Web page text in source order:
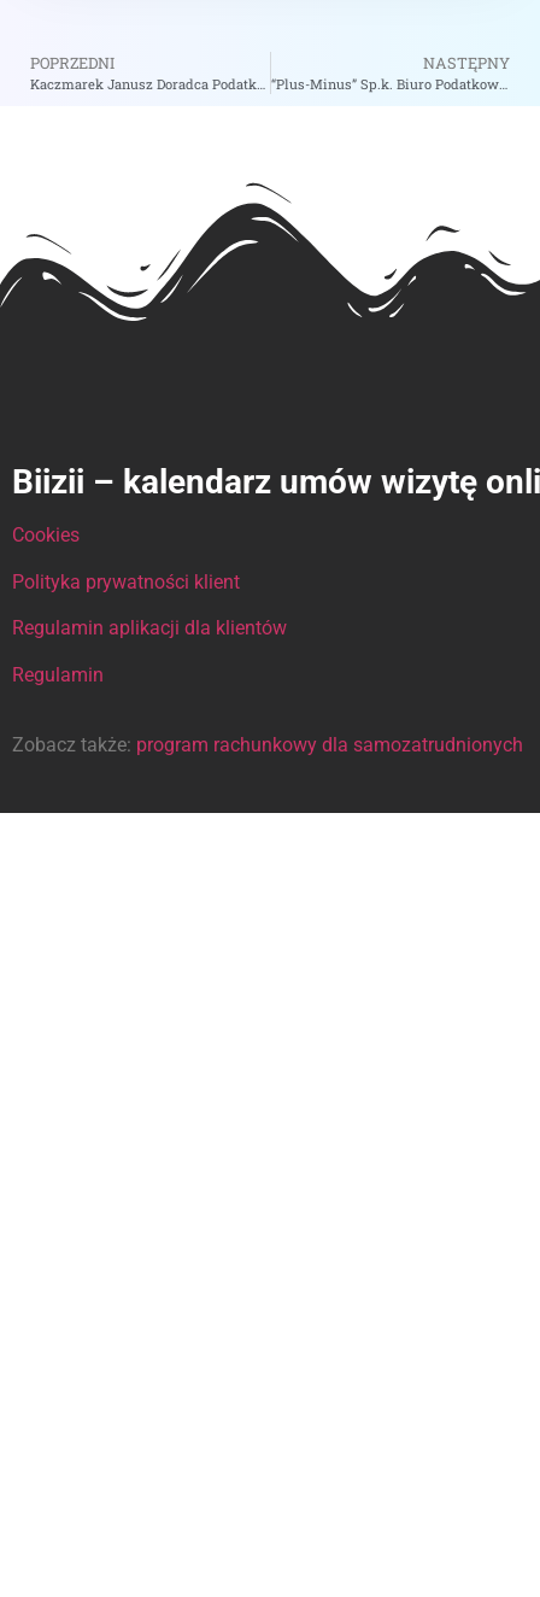
POPRZEDNI
Kaczmarek Janusz Doradca Podatkowy – zobacz na biizii.com
NASTĘPNY
“Plus-Minus” Sp.k. Biuro Podatkowo-Rachunkowe Jan Głaz i Wspólnicy – zobacz na biizii.com
Biizii – kalendarz umów wizytę
Cookies
Polityka prywatności klient
Regulamin aplikacji dla klientów
Regulamin
Zobacz także: program rachunkowy dla samozatrudnionych